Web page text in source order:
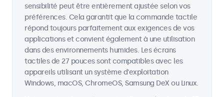
sensibilité peut être entièrement ajustée selon vos
préférences. Cela garantit que la commande tactile
répond toujours parfaitement aux exigences de vos
applications et convient également à une utilisation
dans des environnements humides. Les écrans
tactiles de 27 pouces sont compatibles avec les
appareils utilisant un système d'exploitation
Windows, macOS, ChromeOS, Samsung DeX ou Linux.